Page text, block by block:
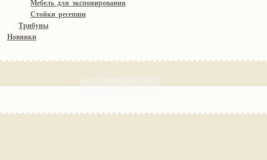
Мебель для экспонирования
Стойки ресепшн
Трибуны
Новинки